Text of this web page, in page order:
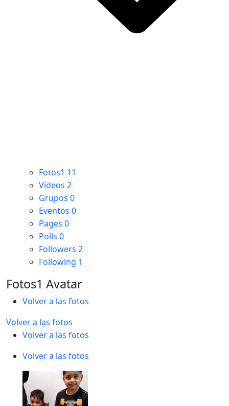
Fotos1 11
Vídeos 2
Grupos 0
Eventos 0
Pages 0
Polls 0
Followers 2
Following 1
Fotos1 Avatar
Volver a las fotos
Volver a las fotos
Volver a las fotos
Volver a las fotos